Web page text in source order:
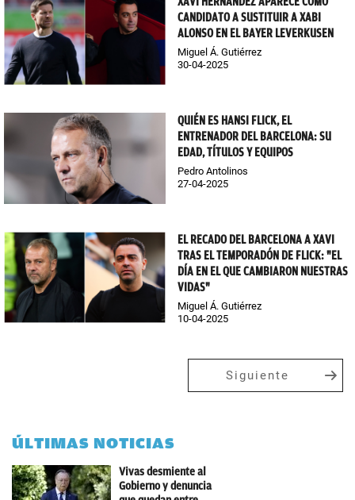
CANDIDATO A SUSTITUIR A XABI
ALONSO EN EL BAYER LEVERKUSEN
Miguel Á. Gutiérrez
30-04-2025
QUIÉN ES HANSI FLICK, EL
ENTRENADOR DEL BARCELONA: SU
EDAD, TÍTULOS Y EQUIPOS
Pedro Antolinos
27-04-2025
EL RECADO DEL BARCELONA A XAVI
TRAS EL TEMPORADÓN DE FLICK: "EL
DÍA EN EL QUE CAMBIARON NUESTRAS
VIDAS"
Miguel Á. Gutiérrez
10-04-2025
Siguiente
ÚLTIMAS NOTICIAS
Vivas desmiente al
Gobierno y denuncia